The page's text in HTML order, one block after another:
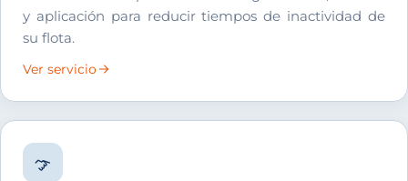
y aplicación para reducir tiempos de inactividad de
su flota.
Ver servicio